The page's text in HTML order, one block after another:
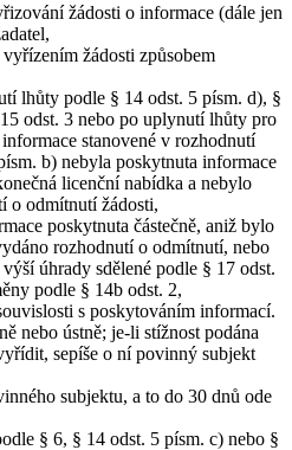
žádosti o informace (dále jen
žádosti způsobem
lhůty podle § 14 odst. 5 písm. d), §
odst. 3 nebo po uplynutí lhůty pro
stanovené v rozhodnutí
b) nebyla poskytnuta informace
licenční nabídka a nebylo
o odmítnutí žádosti,
poskytnuta částečně, aniž bylo
rozhodnutí o odmítnutí, nebo
úhrady sdělené podle § 17 odst.
podle § 14b odst. 2,
s poskytováním informací.
nebo ústně; je-li stížnost podána
sepíše o ní povinný subjekt
subjektu, a to do 30 dnů ode
§ 6, § 14 odst. 5 písm. c) nebo §